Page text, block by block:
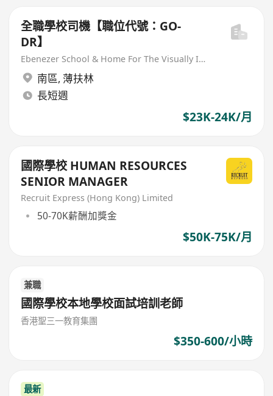
全職學校司機【職位代號：GO-
DR】
Ebenezer School & Home For The Visually Impaired
南區, 薄扶林
長短週
$23K-24K/月
國際學校 HUMAN RESOURCES
SENIOR MANAGER
Recruit Express (Hong Kong) Limited
50-70K薪酬加獎金
$50K-75K/月
兼職
國際學校本地學校面試培訓老師
香港聖三一教育集團
$350-600/小時
最新